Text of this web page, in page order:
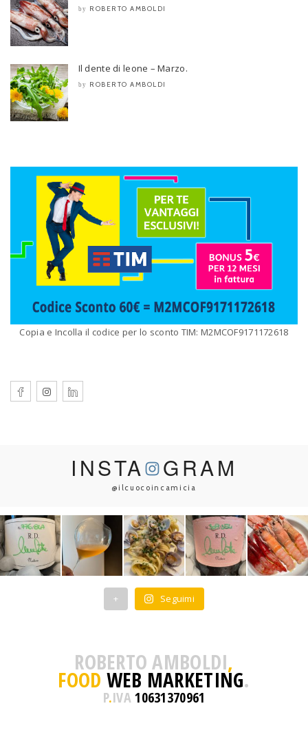
by ROBERTO AMBOLDI
Il dente di leone – Marzo.
by ROBERTO AMBOLDI
Copia e Incolla il codice per lo sconto TIM: M2MCOF9171172618
INSTA GRAM
@ilcuocoincamicia
+ Seguimi
ROBERTO AMBOLDI,
FOOD WEB MARKETING.
P.IVA10631370961